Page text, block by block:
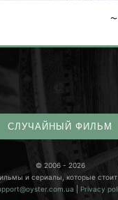
СЛУЧАЙНЫЙ ФИЛЬМ
© 2006 - 2026
и сериалы, которые
Privacy